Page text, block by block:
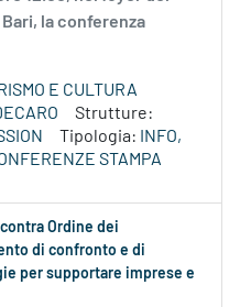
la conferenza
E CULTURA
Strutture:
Tipologia:
INFO,
STAMPA
Ordine dei
di confronto e di
per supportare imprese e